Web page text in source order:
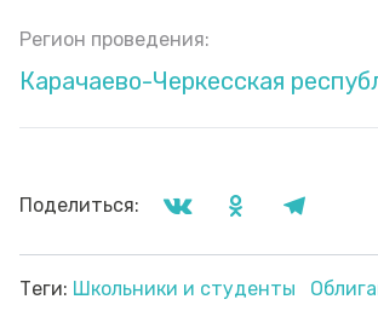
Регион проведения:
Карачаево-Черкесская
Поделиться:
Теги: Школьники и студенты